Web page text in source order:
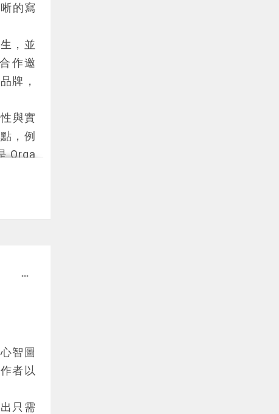
書快
動或
，提
有價
得感
Podc
的寫
，並
作邀
牌，
與實
，例
Orga
索效
），
，確
根據
獲得
將筆
，紙
養更
慣與
more_horiz
智圖
者以
只需